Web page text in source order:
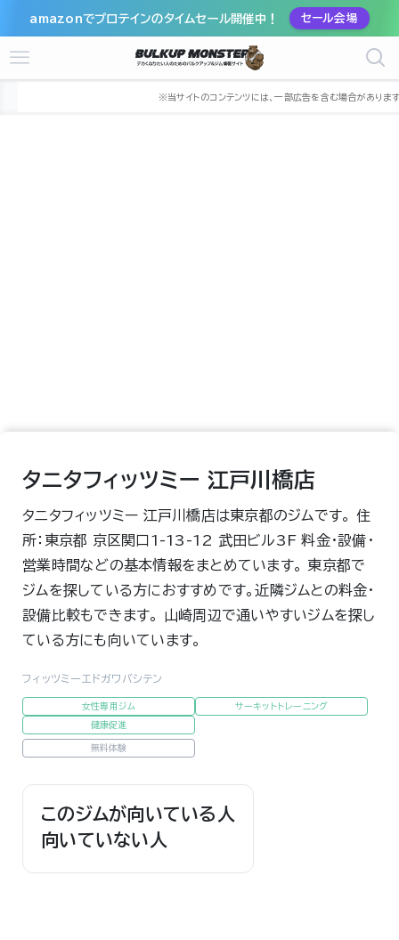
amazonでプロテインのタイムセール開催中！ セール会場
東京都
タニタフィッツミー 江戸川橋店
タニタフィッツミー 江戸川橋店は東京都のジムです。 住
所：東京都 京区関口1-13-12 武田ビル3F 料金・設備・
営業時間などの基本情報をまとめています。 東京都で
ジムを探している方におすすめです。近隣ジムとの料金・
設備比較もできます。 山崎周辺で通いやすいジムを探し
ている方にも向いています。
フィッツミーエドガワバシテン
女性専用ジム サーキットトレーニング
健康促進
無料体験
このジムが向いている人
向いていない人